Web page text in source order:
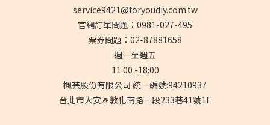
service9421@foryoudiy.com.tw
官網訂單問題：0981-027-495
票券問題：02-87881658
週一至週五
11:00 -18:00
楓芸股份有限公司 統一編號:94210937
台北市大安區敦化南路一段233巷41號1F